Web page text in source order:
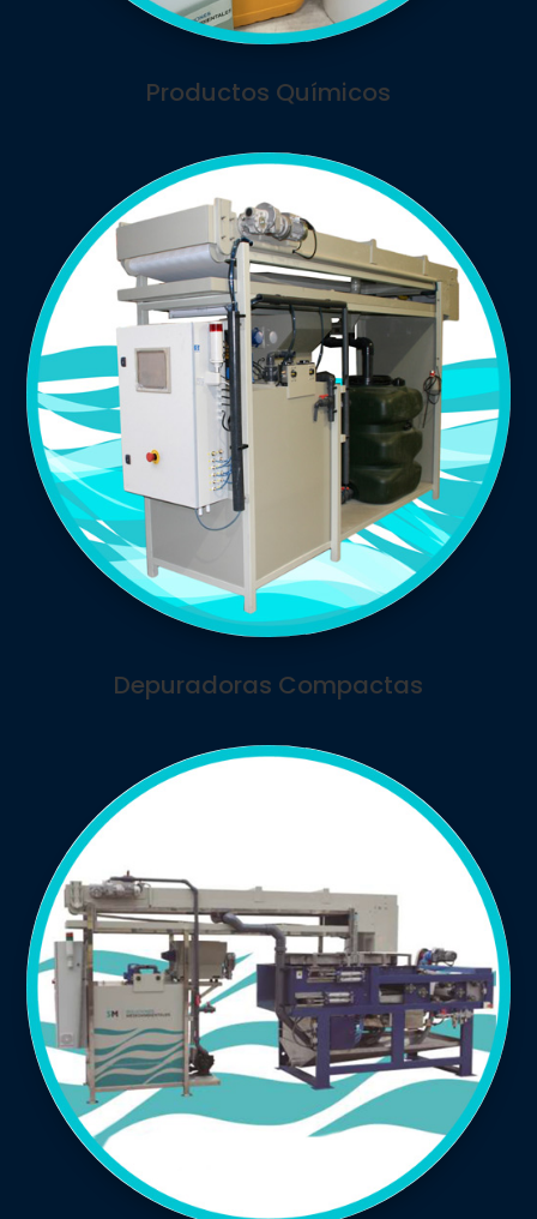
Productos Químicos
Depuradoras Compactas